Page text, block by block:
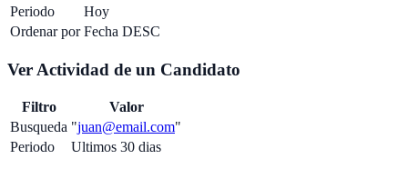
Periodo
Hoy
Ordenar por Fecha DESC
Ver Actividad de un Candidato
Filtro
Valor
Busqueda "juan@email.com"
Periodo
Ultimos 30 dias